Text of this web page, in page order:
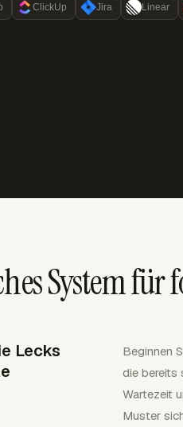
ClickUp Jira Linear
System für
Lecks
Beginnen
die bereits
Wartezeit
Muster